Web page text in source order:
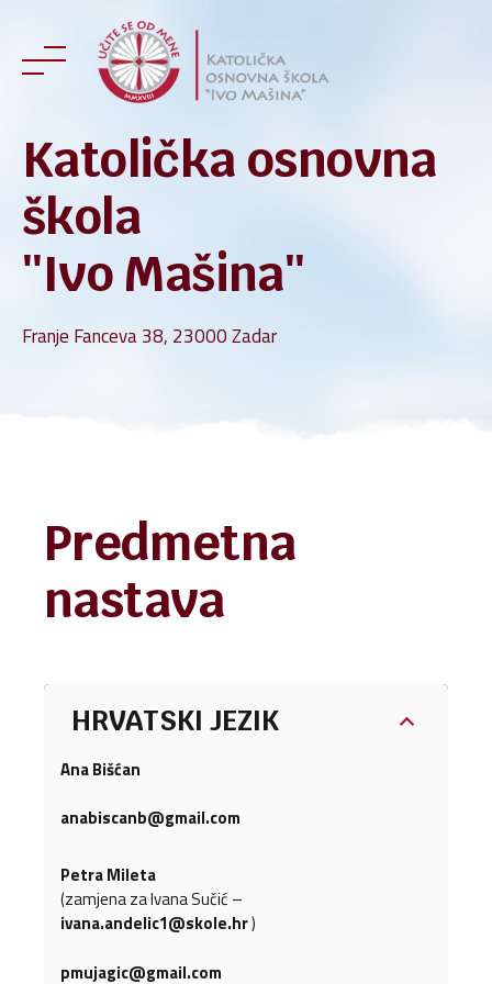
content
Katolička osnovna
škola
''Ivo Mašina''
Franje Fanceva 38, 23000 Zadar
Predmetna
nastava
HRVATSKI JEZIK
Ana Bišćan
anabiscanb@gmail.com
Petra Mileta
(zamjena za Ivana Sučić –
ivana.andelic1@skole.hr)
pmujagic@gmail.com